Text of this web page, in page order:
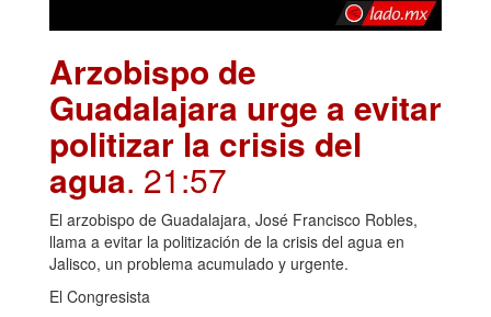
Arzobispo de
Guadalajara urge a evitar
politizar la crisis del
agua. 21:57
El arzobispo de Guadalajara, José Francisco Robles,
llama a evitar la politización de la crisis del agua en
Jalisco, un problema acumulado y urgente.
El Congresista